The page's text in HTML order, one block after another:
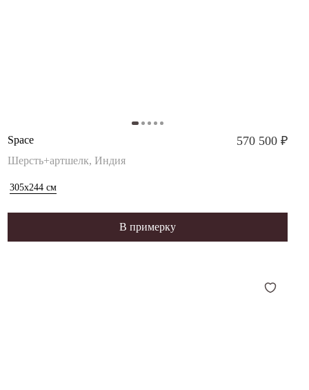
Space 570 500 ₽
Шерсть+артшелк, Индия
305x244 см
В примерку